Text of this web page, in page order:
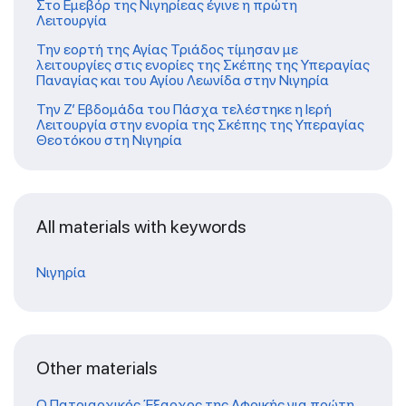
Στο Εμεβόρ της Νιγηρίεας έγινε η πρώτη
Λειτουργία
Την εορτή της Αγίας Τριάδος τίμησαν με
λειτουργίες στις ενορίες της Σκέπης της Υπεραγίας
Παναγίας και του Αγίου Λεωνίδα στην Νιγηρία
Την Ζ’ Εβδομάδα του Πάσχα τελέστηκε η Ιερή
Λειτουργία στην ενορία της Σκέπης της Υπεραγίας
Θεοτόκου στη Νιγηρία
All materials with keywords
Νιγηρία
Other materials